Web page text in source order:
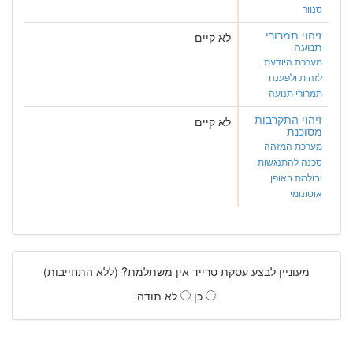
סנוור
זיהוי תמרורי
תנועה
מערכת היודעת
לזהות ולפענח
תמרורי תנועה
לא קיים
זיהוי התקרבות
מסוכנת
מערכת המזהה
סכנה להתנגשות
ובולמת באופן
אוטונומי
לא קיים
מעוניין לבצע עסקת טרייד אין משתלמת? (ללא התחייבות)
כן
לא תודה